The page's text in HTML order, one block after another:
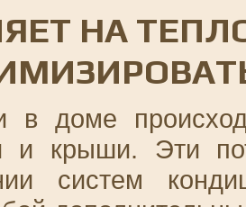
НА
в доме
и крыши. Эти
систем